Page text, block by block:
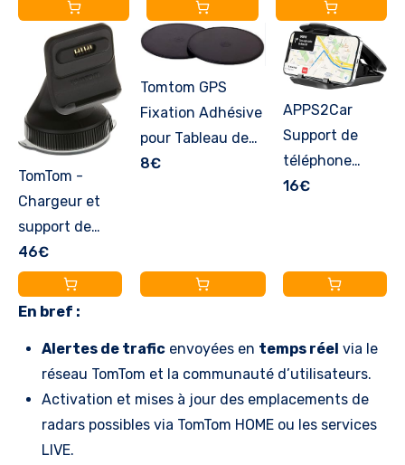
alertes de
Zones de
Danger, Carte
Monde, mises à
Jour Via Wi-FI,
Guidage sur
Changement de
Voie, repères
visuels, Fixation
réversible)
Monde, Trafic,
Zones de
alertes de
Zones de
Danger, Carte
Guidage sur
Changement de
TomTom -
Chargeur et
support de
fixation
magnétique
alimenté,
GPS TomTom
5/6 pouces, GO
Essential, GO
Premium, GO
Professional et
46€
Tomtom GPS
Fixation Adhésive
pour Tableau de
Bord pour Tous
Basic,Classic,
Premium,Discover,
Rider,GO
Professional, GO
Expert,GO
8€
APPS2Car
Support de
téléphone
Portable pour
Compatible
appareils de 3
16€
En bref :
Alertes de traficenvoyées en temps réel via le
réseau TomTom et la communauté d’utilisateurs.
Activation et mises à jour des emplacements de
radars possibles via TomTom HOME ou les services
LIVE.